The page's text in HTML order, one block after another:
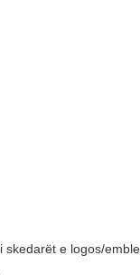
e logos/